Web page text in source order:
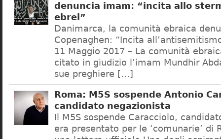
denuncia imam: “incita allo
ebrei”
Danimarca, la comunità ebraica
Copenaghen: “Incita
11 Maggio 2017 – La comunità
citato in giudizio l’imam Mundhir
sue preghiere […]
Roma: M5S sospende Antonio
candidato negazionista
Il M5S sospende Caracciolo,
era presentato per le ‘comunarie’ di